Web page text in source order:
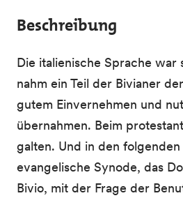
Beschreibung
Die italienische Sprache
nahm ein Teil der Bivianer
gutem Einvernehmen und
übernahmen. Beim
galten. Und in den
evangelische Synode, das
Bivio, mit der Frage der